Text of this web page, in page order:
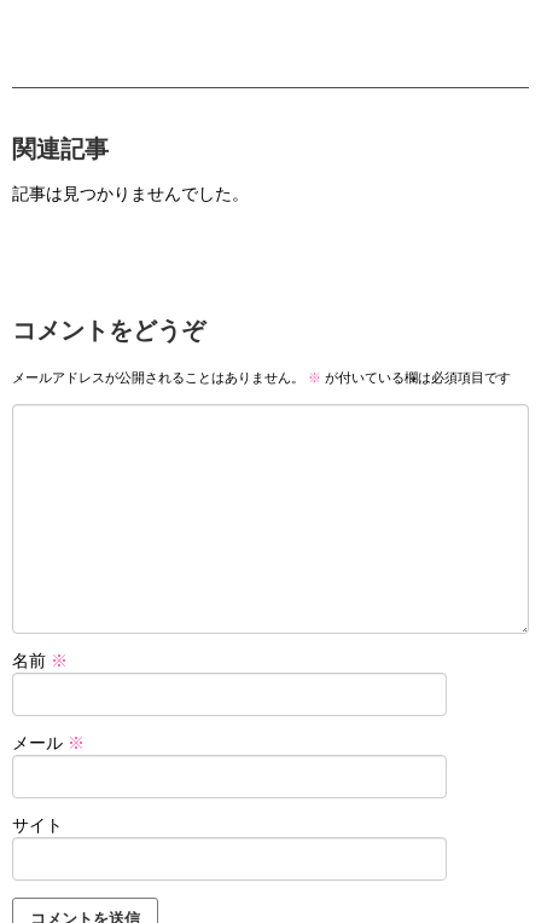
関連記事
記事は見つかりませんでした。
コメントをどうぞ
メールアドレスが公開されることはありません。 ※ が付いている欄は必須項目です
名前 ※
メール ※
サイト